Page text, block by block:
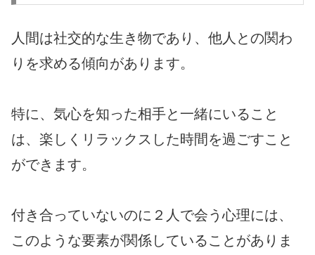
人間は社交的な生き物であり、他人との関わ
りを求める傾向があります。
特に、気心を知った相手と一緒にいること
は、楽しくリラックスした時間を過ごすこと
ができます。
付き合っていないのに２人で会う心理には、
このような要素が関係していることがありま